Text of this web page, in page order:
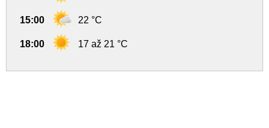
15:00 22 °C
18:00 17 až 21 °C